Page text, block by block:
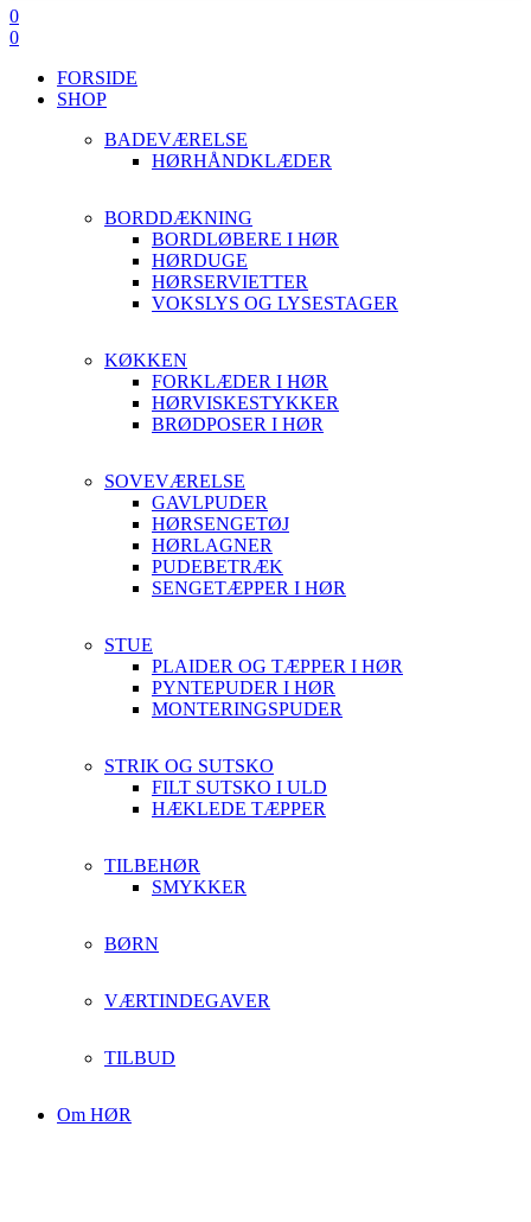
0
0
FORSIDE
SHOP
BADEVÆRELSE
HØRHÅNDKLÆDER
BORDDÆKNING
BORDLØBERE I HØR
HØRDUGE
HØRSERVIETTER
VOKSLYS OG LYSESTAGER
KØKKEN
FORKLÆDER I HØR
HØRVISKESTYKKER
BRØDPOSER I HØR
SOVEVÆRELSE
GAVLPUDER
HØRSENGETØJ
HØRLAGNER
PUDEBETRÆK
SENGETÆPPER I HØR
STUE
PLAIDER OG TÆPPER I HØR
PYNTEPUDER I HØR
MONTERINGSPUDER
STRIK OG SUTSKO
FILT SUTSKO I ULD
HÆKLEDE TÆPPER
TILBEHØR
SMYKKER
BØRN
VÆRTINDEGAVER
TILBUD
Om HØR